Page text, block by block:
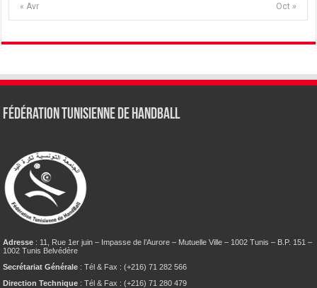
« Avr Oct »
Fédération tunisienne de Handball
Adresse : 11, Rue 1er juin – Impasse de l’Aurore – Mutuelle Ville – 1002 Tunis – B.P. 151 –
1002 Tunis Belvédère
Secrétariat Générale : Tél & Fax : (+216) 71 282 566
Direction Technique : Tél & Fax : (+216) 71 280 479